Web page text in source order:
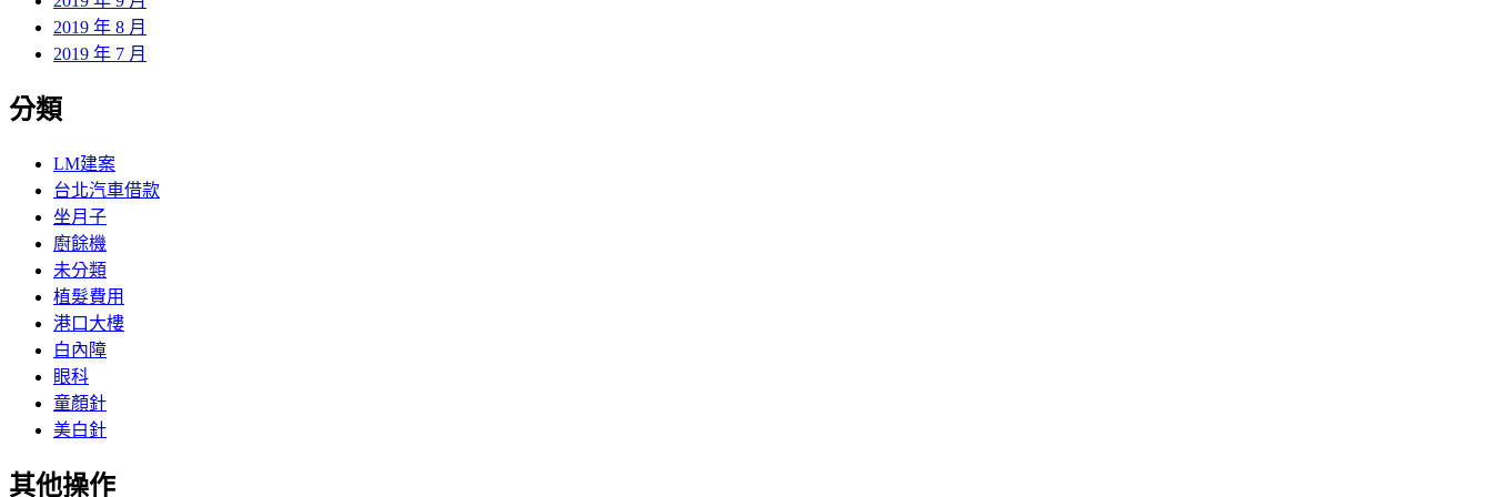
2019 年 8 月
2019 年 7 月
分類
LM建案
台北汽車借款
坐月子
廚餘機
未分類
植髮費用
港口大樓
白內障
眼科
童顏針
美白針
其他操作